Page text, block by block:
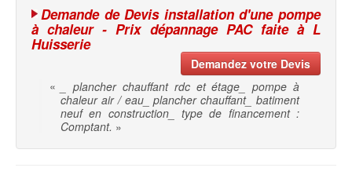
Demande de Devis installation d'une pompe
à chaleur - Prix dépannage PAC faite à L
Huisserie
Demandez votre Devis
«
_ plancher chauffant rdc et étage_ pompe à
chaleur air / eau_ plancher chauffant_ batiment
neuf en construction_ type de financement :
Comptant. »